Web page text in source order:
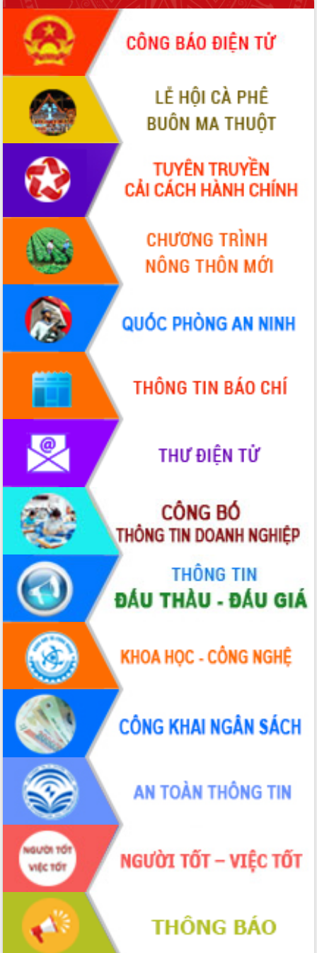
đấu có 77% xã đạt chuẩn nông thôn
Chuyển đổi số 'mở đường' cho nông
nghiệp Đắk Lắk tăng trưởng bứt phá
Triển khai đồng bộ đo đạc, lập hồ sơ
địa chính, hoàn thiện cơ sở dữ liệu đất
Ứng dụng sinh trắc học - Bước tiến
trong hành trình chuyển đổi số tại Đắk
Lắk
Đắk Lắk nâng cao hiệu quả công tác
Đảng từ Sổ tay đảng viên điện tử
Đắk Lắk đẩy mạnh nuôi biển công
nghệ, hướng tới phát triển thủy sản
bền vững
Tập huấn nâng cao năng lực triển khai
chuyển đổi số cho cán bộ, công chức
cấp xã
Đắk Lắk phát động hưởng ứng Ngày
Quyền của người tiêu dùng Việt Nam
2026
Đẩy mạnh cải cách hành chính, quyết
tâm đạt được mục tiêu tăng trưởng
hai con số trong năm 2026
Tổ chức trang trọng Lễ hội Đền thờ
Lương Văn Chánh năm 2026
Phó Bí thư Tỉnh ủy Đắk Lắk Đỗ Hữu
Huy giữ chức Bí thư Đảng ủy Ủy Ban
Nhân dân tỉnh
Bệnh án điện tử thúc đẩy chuyển đổi
số y tế tại Đắk Lắk
Chuyển đổi số thư viện: Mở rộng
không gian tri thức trong thời đại số
Đánh giá, rút kinh nghiệm công tác tổ
chức diễn tập trước ngày bầu cử
Chương trình “Gặp gỡ hữu nghị –
Friendship Meeting New Year 2026”
Bầu cử Quốc hội và HĐND: Cử tri Đắk
Lắk gửi gắm niềm tin, kỳ vọng vào lá
phiếu
Đắk Lắk sẵn sàng các điều kiện cho
Ngày hội bầu cử đại biểu Quốc hội
khóa XVI và HĐND các cấp nhiệm kỳ
2026-2031
Đảm bảo cuộc bầu cử đại biểu Quốc
hội và đại biểu HĐND các cấp diễn ra
an toàn, hiệu quả, đúng quy định
Thủ tướng Chính phủ Phạm Minh Chính
kiểm tra, chỉ đạo hoàn thành các dự
án cao tốc và thăm khu tái định cư tại
Đắk Lắk
Sôi nổi Hội đua ngựa truyền thống Gò
Thì Thùng mừng Xuân Bính Ngọ 2026
Lãnh đạo tỉnh dâng hương tưởng niệm
tại Đập Đồng Cam đầu Xuân Bính Ngọ
Ngành nông nghiệp phấn đấu tăng
trưởng đạt 5,86% trong năm 2026
UBND tỉnh Đắk Lắk triển khai công tác
quốc phòng, quân sự địa phương năm
2026
Đắk Lắk tập trung toàn lực khắc phục
tồn tại IUU, sẵn sàng làm việc với